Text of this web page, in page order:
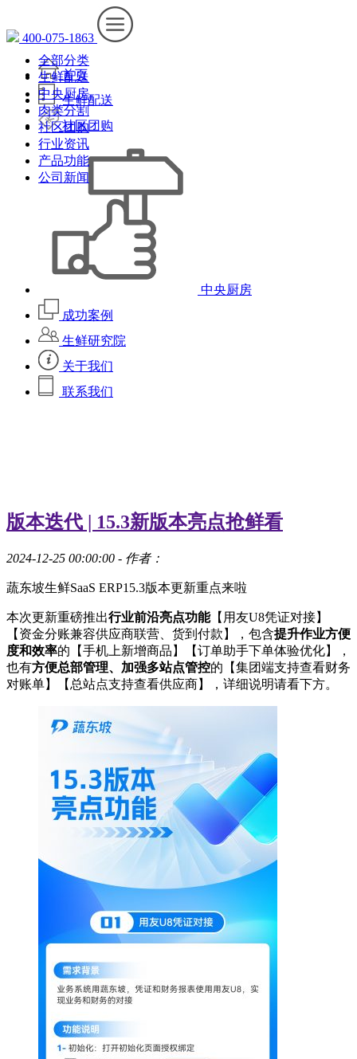
400-075-1863
首页
生鲜配送
社区团购
中央厨房
成功案例
生鲜研究院
关于我们
联系我们
全部分类
生鲜配送
中央厨房
肉类分割
社区团购
行业资讯
产品功能
公司新闻
版本迭代 | 15.3新版本亮点抢鲜看
2024-12-25 00:00:00 - 作者：
蔬东坡生鲜SaaS ERP15.3版本更新重点来啦
本次更新重磅推出行业前沿亮点功能【用友U8凭证对接】
【资金分账兼容供应商联营、货到付款】，包含提升作业方便
度和效率的【手机上新增商品】【订单助手下单体验优化】，
也有方便总部管理、加强多站点管控的【集团端支持查看财务
对账单】【总站点支持查看供应商】，详细说明请看下方。